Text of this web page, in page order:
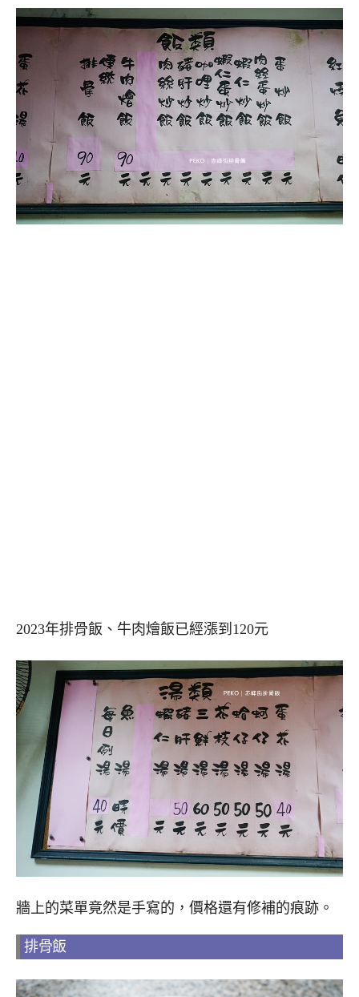
2023年排骨飯、牛肉燴飯已經漲到120元
牆上的菜單竟然是手寫的，價格還有修補的痕跡。
排骨飯